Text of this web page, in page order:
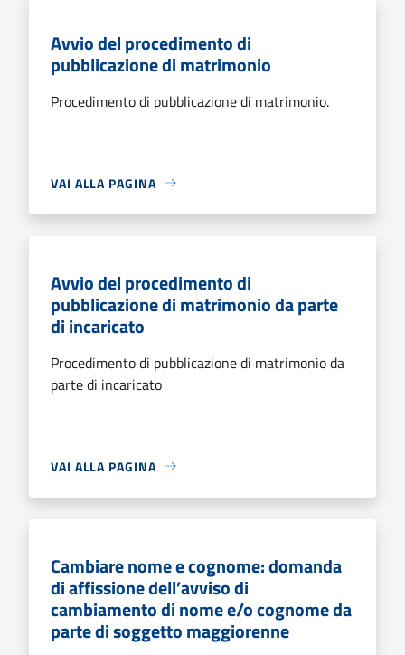
Avvio del procedimento di
pubblicazione di matrimonio
Procedimento di pubblicazione di matrimonio.
VAI ALLA PAGINA
Avvio del procedimento di
pubblicazione di matrimonio da parte
di incaricato
Procedimento di pubblicazione di matrimonio da
parte di incaricato
VAI ALLA PAGINA
Cambiare nome e cognome: domanda
di affissione dell’avviso di
cambiamento di nome e/o cognome da
parte di soggetto maggiorenne